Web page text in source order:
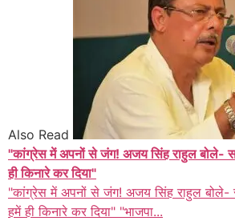
Also Read
"कांग्रेस में अपनों से जंग! अजय सिंह राहुल बोले-
ही किनारे कर दिया"
"कांग्रेस में अपनों से जंग! अजय सिंह राहुल बोले-
हमें ही किनारे कर दिया" "भाजपा...